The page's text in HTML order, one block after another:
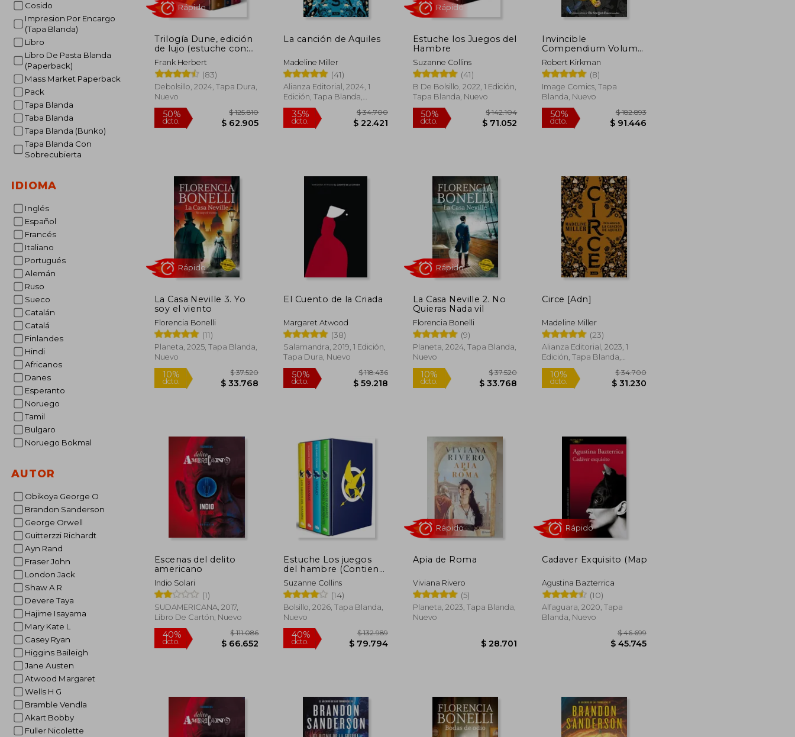
Cosido
Impresion Por Encargo
(Tapa Blanda)
Libro
Libro De Pasta Blanda
(Paperback)
Mass Market Paperback
Pack
Tapa Blanda
Taba Blanda
Tapa Blanda (Bunko)
Tapa Blanda Con
Sobrecubierta
IDIOMA
Inglés
Español
Francés
Italiano
Portugués
Alemán
Ruso
Sueco
Catalán
Catalá
Finlandes
Hindi
Africanos
Danes
Esperanto
Noruego
Tamil
Bulgaro
Noruego Bokmal
AUTOR
Obikoya George O
Brandon Sanderson
George Orwell
Guitterzzi Richardt
Ayn Rand
Fraser John
London Jack
Shaw A R
Devere Taya
Hajime Isayama
Mary Kate L
Casey Ryan
Higgins Baileigh
Jane Austen
Atwood Margaret
Wells H G
Bramble Vendla
Akart Bobby
Fuller Nicolette
Trilogía Dune, edición
de lujo (estuche con:
Dune | El mesías de
Dune | Hijos de Dune)
Frank Herbert
(83)
Debolsillo, 2024, Tapa Dura,
Nuevo
Rápido
La canción de Aquiles
Madeline Miller
(41)
Alianza Editorial, 2024, 1
Edición, Tapa Blanda,
Nuevo
Estuche los Juegos del
Hambre
Suzanne Collins
(41)
B De Bolsillo, 2022, 1 Edición,
Tapa Blanda, Nuevo
$ 71.052
Rápido
Invincible
Compendium Volume
3 [Soft Cover ] (en
Inglés)
Robert Kirkman
(8)
Image Comics, Tapa
Blanda, Nuevo
La Casa Neville 3. Yo
soy el viento
Florencia Bonelli
(11)
Planeta, 2025, Tapa Blanda,
Nuevo
10%
dcto.
Rápido
El Cuento de la Criada
Margaret Atwood
(38)
Salamandra, 2019, 1 Edición,
Tapa Dura, Nuevo
50%
dcto.
La Casa Neville 2. No
Quieras Nada vil
Florencia Bonelli
(9)
Planeta, 2024, Tapa Blanda,
Nuevo
10%
dcto.
$ 37.520
$ 33.768
Circe [Adn]
Madeline Miller
(23)
Alianza Editorial, 2023, 1
Edición, Tapa Blanda,
Nuevo
10%
Escenas del delito
americano
Indio Solari
(1)
SUDAMERICANA, 2017,
Libro De Cartón, Nuevo
Estuche Los juegos
del hambre (Contiene:
Los Juegos del
Hambre / En llamas /
Sinsajo / Balada de
pájaros cantores y
serpientes) / The
Set
Suzanne Collins
(14)
Bolsillo, 2026, Tapa Blanda,
Nuevo
Apia de Roma
Viviana Rivero
(5)
Planeta, 2023, Tapa Blanda,
Nuevo
Cadaver Exquisito (Mapa De Las Lenguas)
Agustina Bazterrica
(10)
Alfaguara, 2020, Tapa
Blanda, Nuevo